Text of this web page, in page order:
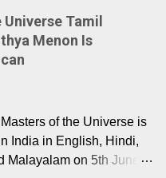
Tamil
Menon Is
of the Universe is
India in English, Hindi,
Malayalam on 5th June,